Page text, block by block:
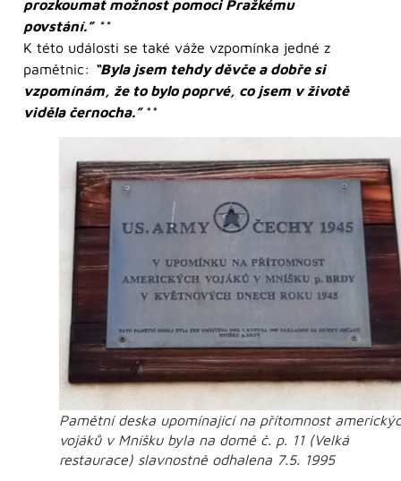
prozkoumat možnost pomoci Pražkému
povstání.”**
K této události se také váže vzpomínka jedné z
pamětnic: “Byla jsem tehdy děvče a dobře si
vzpomínám, že to bylo poprvé, co jsem v životě
viděla černocha.” **
Pamětní deska upomínající na přítomnost
vojáků v Mníšku byla na domě č. p. 11 (Velká
restaurace) slavnostně odhalena 7.5. 1995